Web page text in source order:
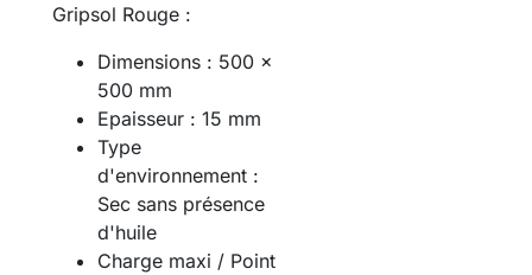
Gripsol Rouge :
Dimensions : 500 x
500 mm
Epaisseur : 15 mm
Type
d'environnement :
Sec sans présence
d'huile
Charge maxi / Point